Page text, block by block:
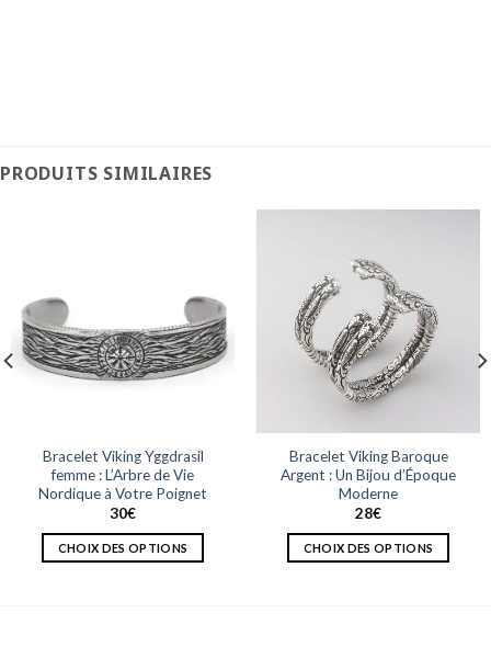
PRODUITS SIMILAIRES
Bracelet Viking Yggdrasil
femme : L’Arbre de Vie
Nordique à Votre Poignet
30€
CHOIX DES OPTIONS
Bracelet Viking Baroque
Argent : Un Bijou d’Époque
Moderne
28€
CHOIX DES OPTIONS